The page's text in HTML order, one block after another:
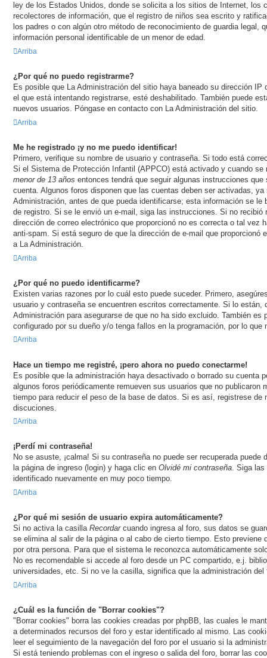
ley de los Estados Unidos, donde se solicita a los sitios de Internet, los
recolectores de información, que el registro de niños sea escrito y
los padres o con algún otro método de reconocimiento de guardia legal,
información personal identificable de un menor de edad.
Arriba
¿Por qué no puedo registrarme?
Es posible que La Administración del sitio haya baneado su dirección IP
el que está intentando registrarse, esté deshabilitado. También puede
nuevos usuarios. Póngase en contacto con La Administración del sitio.
Arriba
Me he registrado ¡y no me puedo identificar!
Primero, verifique su nombre de usuario y contraseña. Si todo está
Si el Sistema de Protección Infantil (APPCO) está activado y cuando
menor de 13 años entonces tendrá que seguir algunas instrucciones
cuenta. Algunos foros disponen que las cuentas deben ser activadas,
Administración, antes de que pueda identificarse; esta información se le
de registro. Si se le envió un e-mail, siga las instrucciones. Si no recibió
dirección de correo electrónico que proporcionó no es correcta o tal vez
anti-spam. Si está seguro de que la dirección de e-mail que proporcionó
a La Administración.
Arriba
¿Por qué no puedo identificarme?
Existen varias razones por lo cuál esto puede suceder. Primero,
usuario y contraseña se encuentren escritos correctamente. Si lo están,
Administración para asegurarse de que no ha sido excluido. También es
configurado por su dueño y/o tenga fallos en la programación, por lo que
Arriba
Hace un tiempo me registré, ¡pero ahora no puedo conectarme!
Es posible que la administración haya desactivado o borrado su cuenta
algunos foros periódicamente remueven sus usuarios que no publicaron
tiempo para reducir el peso de la base de datos. Si es así, registrese de
discuciones.
Arriba
¡Perdí mi contraseña!
No se asuste, ¡calma! Si su contraseña no puede ser recuperada puede
la página de ingreso (login) y haga clic en Olvidé mi contraseña. Siga las
identificado nuevamente en muy poco tiempo.
Arriba
¿Por qué mi sesión de usuario expira automáticamente?
Si no activa la casilla Recordarcuando ingresa al foro, sus datos se
se elimina al salir de la página o al cabo de cierto tiempo. Esto previene
por otra persona. Para que el sistema le reconozca automáticamente
No es recomendable si accede al foro desde un PC compartido, e.j.
universidades, etc. Si no ve la casilla, significa que la administración del
Arriba
¿Cuál es la función de "Borrar cookies"?
"Borrar cookies" borra las cookies creadas por phpBB, las cuales le
a determinados recursos del foro y estar identificado al mismo. Las
leer el seguimiento de la navegación del foro por el usuario si la
Si está teniendo problemas con el ingreso o salida del foro, borrar las